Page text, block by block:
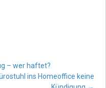
– wer haftet?
ins Homeoffice keine